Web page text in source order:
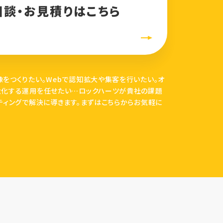
・お見積りはこちら
つくりたい。Webで認知拡大や集客を行いたい。オ
する運用を任せたい…ロックハーツが貴社の課題
ィングで解決に導きます。まずはこちらからお気軽に